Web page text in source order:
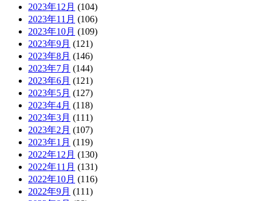
2023年12月 (104)
2023年11月 (106)
2023年10月 (109)
2023年9月 (121)
2023年8月 (146)
2023年7月 (144)
2023年6月 (121)
2023年5月 (127)
2023年4月 (118)
2023年3月 (111)
2023年2月 (107)
2023年1月 (119)
2022年12月 (130)
2022年11月 (131)
2022年10月 (116)
2022年9月 (111)